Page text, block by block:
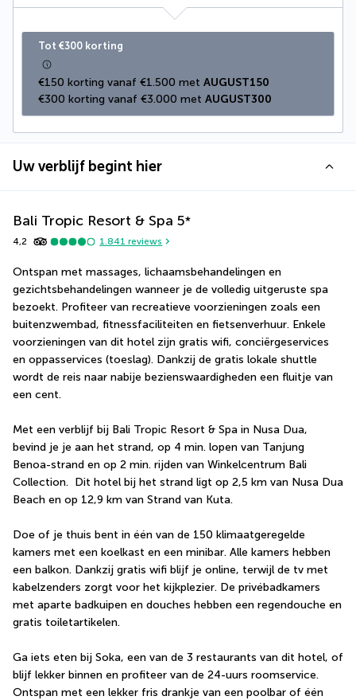
Tot €300 korting
€150 korting vanaf €1.500 met AUGUST150
€300 korting vanaf €3.000 met AUGUST300
Uw verblijf begint hier
Bali Tropic Resort & Spa 5*
4,2 1.841 reviews
Ontspan met massages, lichaamsbehandelingen en
gezichtsbehandelingen wanneer je de volledig uitgeruste spa
bezoekt. Profiteer van recreatieve voorzieningen zoals een
buitenzwembad, fitnessfaciliteiten en fietsenverhuur. Enkele
voorzieningen van dit hotel zijn gratis wifi, conciërgeservices
en oppasservices (toeslag). Dankzij de gratis lokale shuttle
wordt de reis naar nabije bezienswaardigheden een fluitje van
een cent.
Met een verblijf bij Bali Tropic Resort & Spa in Nusa Dua,
bevind je je aan het strand, op 4 min. lopen van Tanjung
Benoa-strand en op 2 min. rijden van Winkelcentrum Bali
Collection.  Dit hotel bij het strand ligt op 2,5 km van Nusa Dua
Beach en op 12,9 km van Strand van Kuta.
Doe of je thuis bent in één van de 150 klimaatgeregelde
kamers met een koelkast en een minibar. Alle kamers hebben
een balkon. Dankzij gratis wifi blijf je online, terwijl de tv met
kabelzenders zorgt voor het kijkplezier. De privébadkamers
met aparte badkuipen en douches hebben een regendouche en
gratis toiletartikelen.
Ga iets eten bij Soka, een van de 3 restaurants van dit hotel, of
blijf lekker binnen en profiteer van de 24-uurs roomservice.
Ontspan met een lekker fris drankje van een poolbar of één